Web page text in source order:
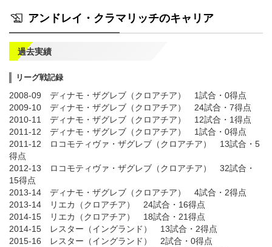
アンドレイ・クラマリッチのキャリア
過去実績
リーグ戦記録
2008-09 ディナモ・ザグレブ（クロアチア） 1試合・0得点
2009-10 ディナモ・ザグレブ（クロアチア） 24試合・7得点
2010-11 ディナモ・ザグレブ（クロアチア） 12試合・1得点
2011-12 ディナモ・ザグレブ（クロアチア） 1試合・0得点
2011-12 ロコモティヴァ・ザグレブ（クロアチア） 13試合・5
得点
2012-13 ロコモティヴァ・ザグレブ（クロアチア） 32試合・
15得点
2013-14 ディナモ・ザグレブ（クロアチア） 4試合・2得点
2013-14 リエカ（クロアチア） 24試合・16得点
2014-15 リエカ（クロアチア） 18試合・21得点
2014-15 レスター（イングランド） 13試合・2得点
2015-16 レスター（イングランド） 2試合・0得点